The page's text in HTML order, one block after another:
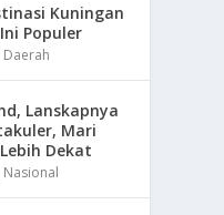
Kuningan
Populer
Daerah
Lanskapnya
Mari
Dekat
Nasional